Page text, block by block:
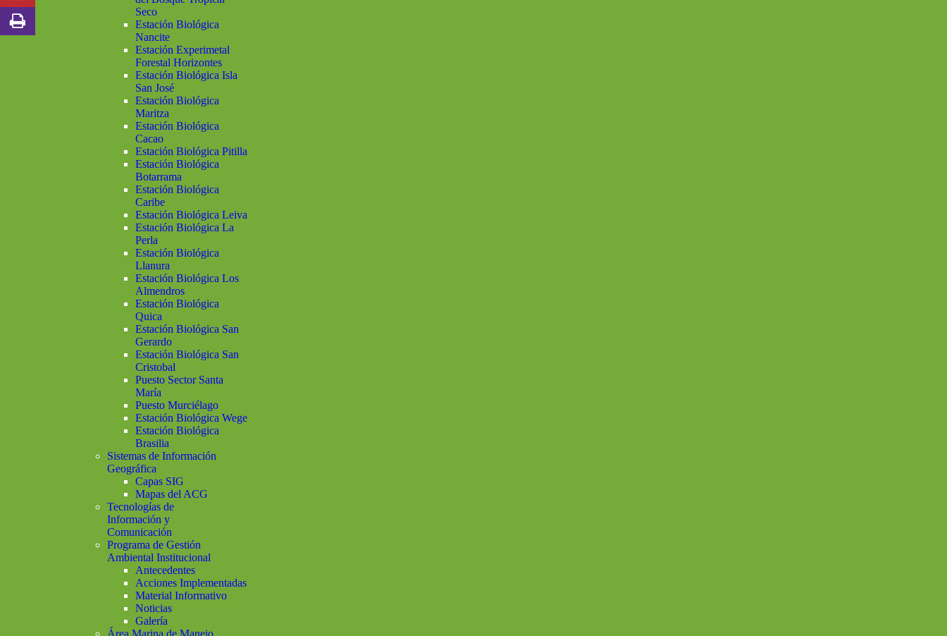
Seco
Estación Biológica
Nancite
Estación Experimetal
Forestal Horizontes
Estación Biológica Isla
San José
Estación Biológica
Maritza
Estación Biológica
Cacao
Estación Biológica Pitilla
Estación Biológica
Botarrama
Estación Biológica
Caribe
Estación Biológica Leiva
Estación Biológica La
Perla
Estación Biológica
Llanura
Estación Biológica Los
Almendros
Estación Biológica
Quica
Estación Biológica San
Gerardo
Estación Biológica San
Cristobal
Puesto Sector Santa
María
Puesto Murciélago
Estación Biológica Wege
Estación Biológica
Brasilia
Sistemas de Información
Geográfica
Capas SIG
Mapas del ACG
Tecnologías de
Información y
Comunicación
Programa de Gestión
Ambiental Institucional
Antecedentes
Acciones Implementadas
Material Informativo
Noticias
Galería